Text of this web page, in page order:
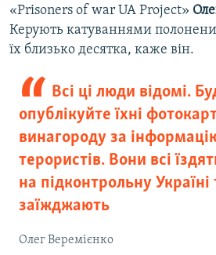
«Prisoners of war UA Project»
Керують катуваннями
їх близько десятка, каже він.
Всі ці люди відомі.
опублікуйте їхні
винагороду за
терористів. Вони всі
на підконтрольну
заїжджають
Олег Веремієнко